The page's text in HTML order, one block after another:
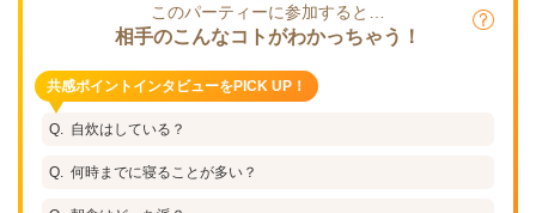
このパーティーに参加すると…
相手のこんなコトがわかっちゃう！
共感ポイントインタビューをPICK UP！
自炊はしている？
何時までに寝ることが多い？